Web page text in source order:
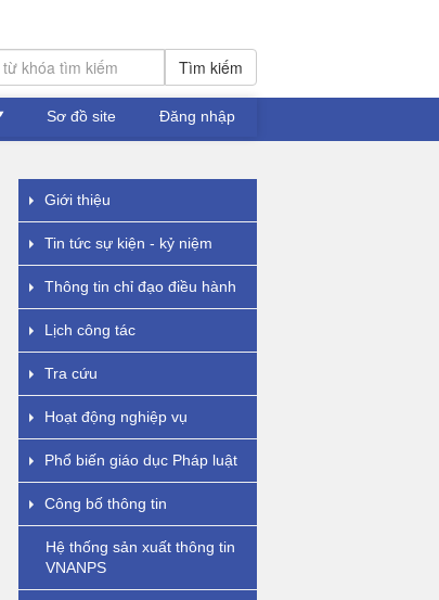
Tìm kiếm
Sơ đồ site Đăng nhập
Giới thiệu
Tin tức sự kiện - kỷ niệm
Thông tin chỉ đạo điều hành
Lịch công tác
Tra cứu
Hoạt động nghiệp vụ
Phổ biến giáo dục Pháp luật
Công bố thông tin
Hệ thống sản xuất thông tin
VNANPS